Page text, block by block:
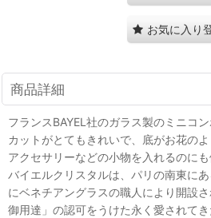
お気に入り
商品詳細
フランスBAYEL社のガラス製のミニコ
カットがとてもきれいで、底がお花のよ
アクセサリーなどの小物を入れるのにも
バイエルクリスタルは、パリの南東に
にベネチアングラスの職人により開設
御用達」の認可をうけた永く愛されて